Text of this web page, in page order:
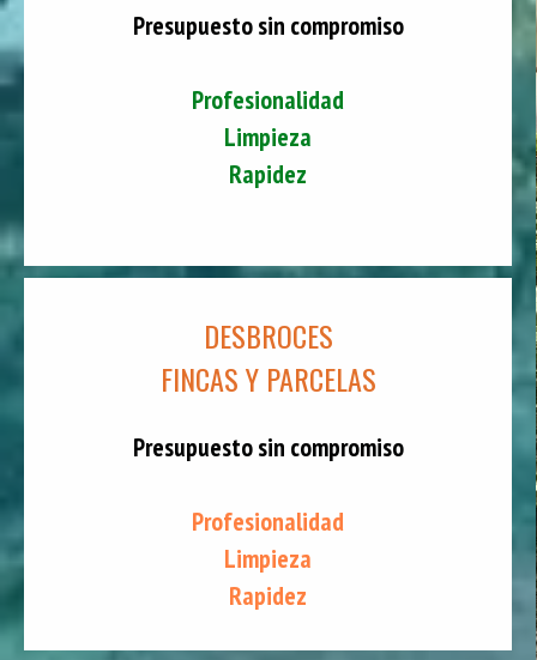
Presupuesto sin compromiso
Profesionalidad
Limpieza
Rapidez
DESBROCES
FINCAS Y PARCELAS
Presupuesto sin compromiso
Profesionalidad
Limpieza
Rapidez